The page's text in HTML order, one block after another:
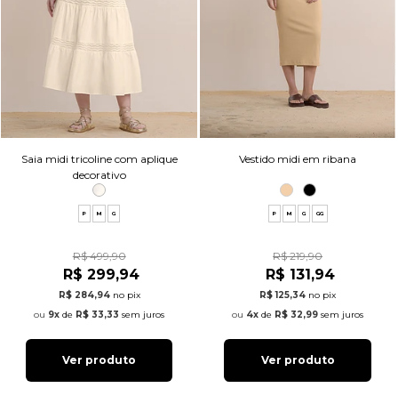
Saia midi tricoline com aplique
decorativo
P M G
R$ 499,90
R$ 299,94
R$ 284,94 no pix
9x de R$ 33,33 sem juros
Ver produto
Vestido midi em ribana
P M G GG
R$ 219,90
R$ 131,94
R$ 125,34 no pix
4x de R$ 32,99 sem juros
Ver produto